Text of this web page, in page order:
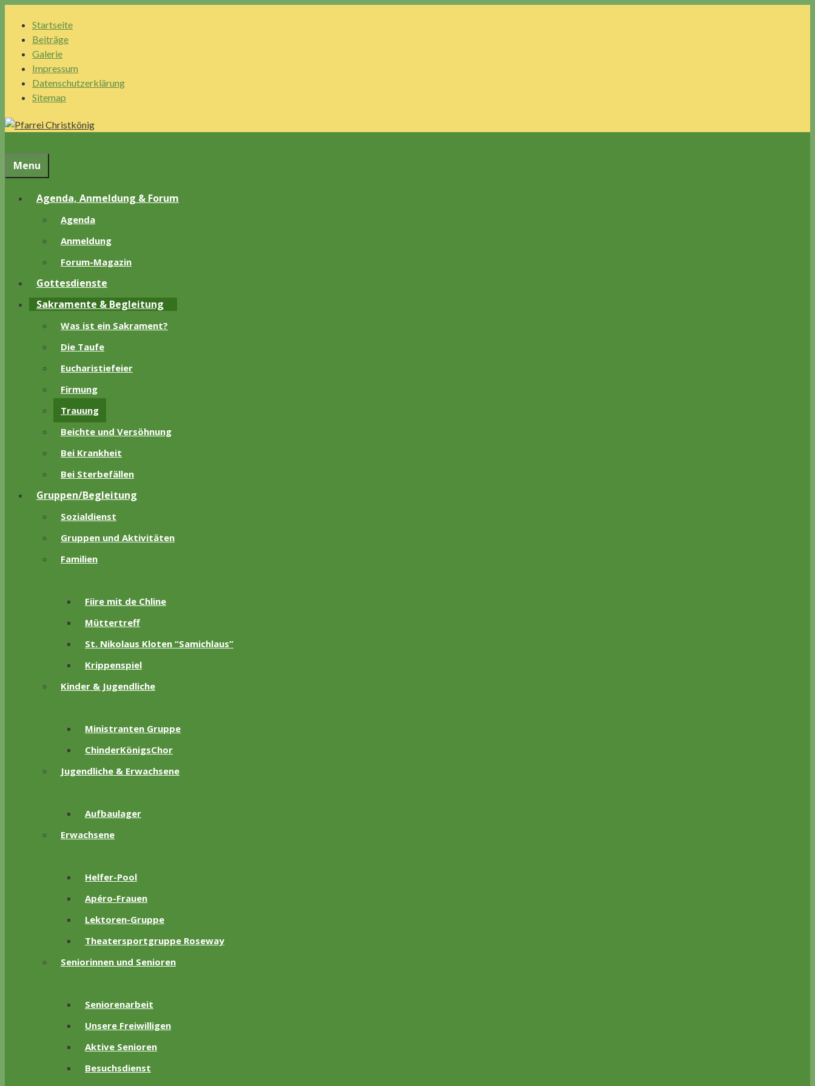
Inhalt
Startseite
Beiträge
Galerie
Impressum
Datenschutzerklärung
Sitemap
Menu
Agenda, Anmeldung & Forum
Agenda
Anmeldung
Forum-Magazin
Gottesdienste
Sakramente & Begleitung
Was ist ein Sakrament?
Die Taufe
Eucharistiefeier
Firmung
Trauung
Beichte und Versöhnung
Bei Krankheit
Bei Sterbefällen
Gruppen/Begleitung
Sozialdienst
Gruppen und Aktivitäten
Familien
Fiire mit de Chline
Müttertreff
St. Nikolaus Kloten “Samichlaus”
Krippenspiel
Kinder & Jugendliche
Ministranten Gruppe
ChinderKönigsChor
Jugendliche & Erwachsene
Aufbaulager
Erwachsene
Helfer-Pool
Apéro-Frauen
Lektoren-Gruppe
Theatersportgruppe Roseway
Seniorinnen und Senioren
Seniorenarbeit
Unsere Freiwilligen
Aktive Senioren
Besuchsdienst